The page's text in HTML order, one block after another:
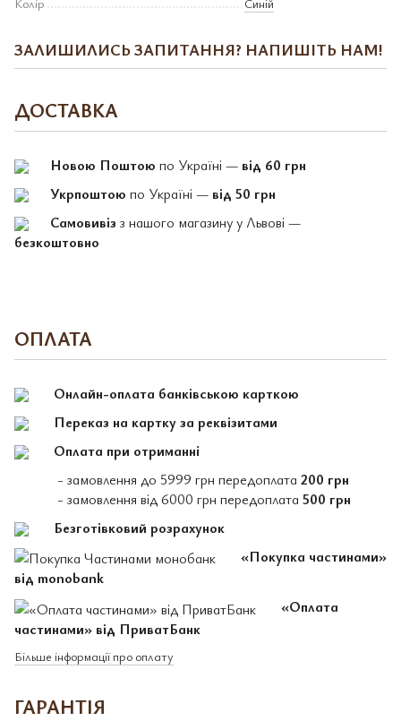
ЗАЛИШИЛИСЬ ЗАПИТАННЯ? НАПИШІТЬ НАМ!
ДОСТАВКА
Новою Поштою по Україні — від 60 грн
Укрпоштою по Україні — від 50 грн
Самовивіз з нашого магазину у Львові —
безкоштовно
ОПЛАТА
Онлайн-оплата банківською карткою
Переказ на картку за реквізитами
Оплата при отриманні
- замовлення до 5999 грн передоплата 200 грн
- замовлення від 6000 грн передоплата 500 грн
Безготівковий розрахунок
«Покупка частинами»
від monobank
«Оплата
частинами» від ПриватБанк
Більше інформації про оплату
ГАРАНТІЯ